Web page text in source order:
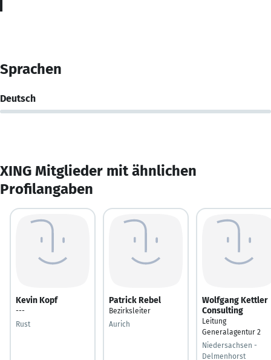
Sprachen
Deutsch
XING Mitglieder mit ähnlichen
Profilangaben
Kevin Kopf
---
Rust
Patrick Rebel
Bezirksleiter
Aurich
Wolfgang Kettler
Consulting
Leitung
Generalagentur 2
Niedersachsen -
Delmenhorst